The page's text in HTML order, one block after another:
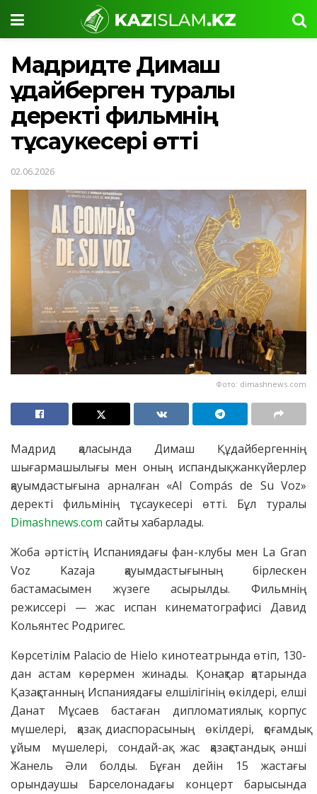
Мадридте Димаш
Құдайберген туралы
деректі фильмнің
тұсаукесері өтті
02.06.2026
Фото: dimashnews.com
Мадрид қаласында Димаш Құдайбергеннің
шығармашылығы мен оның испандық жанкүйерлер
қауымдастығына арналған «Al Compás de Su Voz»
деректі фильмінің тұсаукесері өтті. Бұл туралы
Dimashnews.com сайты хабарлады.
Жоба әртістің Испаниядағы фан-клубы мен La Gran
Voz Kazaja қауымдастығының бірлескен
бастамасымен жүзеге асырылды. Фильмнің
режиссері — жас испан кинематографисі Давид
Кольянтес Родригес.
Көрсетілім Palacio de Hielo кинотеатрында өтіп, 130-
дан астам көрермен жинады. Қонақтар қатарында
Қазақстанның Испаниядағы елшілігінің өкілдері, елші
Данат Мұсаев бастаған дипломатиялық корпус
мүшелері, қазақ диаспорасының өкілдері, қоғамдық
ұйым мүшелері, сондай-ақ жас қазақстандық әнші
Жанель Әли болды. Бұған дейін 15 жастағы
орындаушы Барселонадағы концерт барысында